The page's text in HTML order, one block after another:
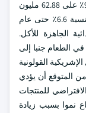
سيستحوذ قطاع حمض الفيروليك الطبيعي > = 98٪ على 62.88 مليون
دولار أمريكي ويظهر معدل نمو سنوي مركب بنسبة 6.6٪ حتى عام
الجاهزة للأكل.
الطعام جنبا إلى
القولونية
من المتوقع أن يؤدي
للمنتجات
نموا بسبب زيادة